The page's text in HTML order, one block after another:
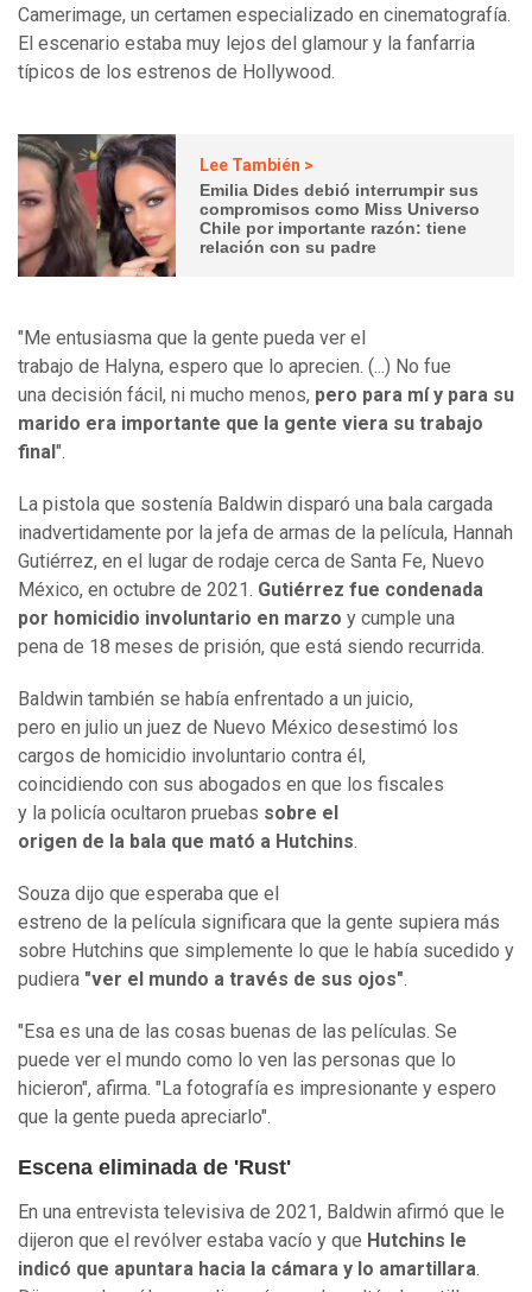
Camerimage, un certamen especializado en cinematografía.
El escenario estaba muy lejos del glamour y la fanfarria
típicos de los estrenos de Hollywood.
Lee También >
Emilia Dides debió interrumpir sus
compromisos como Miss Universo
Chile por importante razón: tiene
relación con su padre
"Me entusiasma que la gente pueda ver el
trabajo de Halyna, espero que lo aprecien. (...) No fue
una decisión fácil, ni mucho menos, pero para mí y para su
marido era importante que la gente viera su trabajo
final ".
La pistola que sostenía Baldwin disparó una bala cargada
inadvertidamente por la jefa de armas de la película, Hannah
Gutiérrez, en el lugar de rodaje cerca de Santa Fe, Nuevo
México, en octubre de 2021. Gutiérrez fue condenada
por homicidio involuntario en marzo y cumple una
pena de 18 meses de prisión, que está siendo recurrida.
Baldwin también se había enfrentado a un juicio,
pero en julio un juez de Nuevo México desestimó los
cargos de homicidio involuntario contra él,
coincidiendo con sus abogados en que los fiscales
y la policía ocultaron pruebas sobre el
origen de la bala que mató a Hutchins.
Souza dijo que esperaba que el
estreno de la película significara que la gente supiera más
sobre Hutchins que simplemente lo que le había sucedido y
pudiera "ver el mundo a través de sus ojos".
"Esa es una de las cosas buenas de las películas. Se
puede ver el mundo como lo ven las personas que lo
hicieron", afirma. "La fotografía es impresionante y espero
que la gente pueda apreciarlo".
Escena eliminada de 'Rust'
En una entrevista televisiva de 2021, Baldwin afirmó que le
dijeron que el revólver estaba vacío y que Hutchins le
indicó que apuntara hacia la cámara y lo amartillara.